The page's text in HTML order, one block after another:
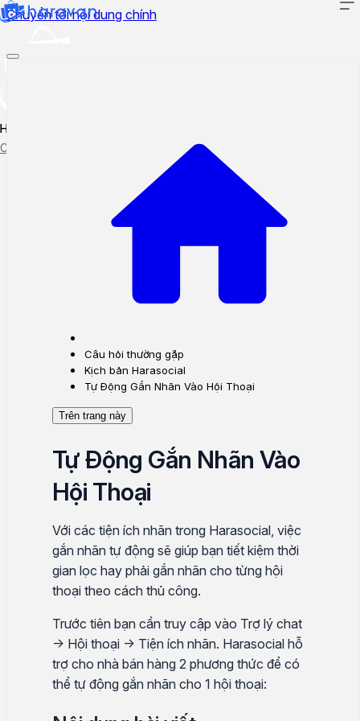
Chuyển tới nội dung chính
Hướng dẫn sử dụng
Cập nhật tính năng mới
Theo dõi ticket
Câu hỏi thường gặp
Kịch bản Harasocial
Tự Động Gắn Nhãn Vào Hội Thoại
Trên trang này
Tự Động Gắn Nhãn Vào
Hội Thoại
Với các tiện ích nhãn trong Harasocial, việc
gắn nhãn tự động sẽ giúp bạn tiết kiệm thời
gian lọc hay phải gắn nhãn cho từng hội
thoại theo cách thủ công.
Trước tiên bạn cần truy cập vào Trợ lý chat
→ Hội thoại → Tiện ích nhãn. Harasocial hỗ
trợ cho nhà bán hàng 2 phương thức để có
thể tự động gắn nhãn cho 1 hội thoại: